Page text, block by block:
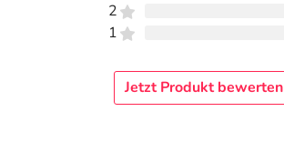
2
1
Jetzt Produkt bewerten